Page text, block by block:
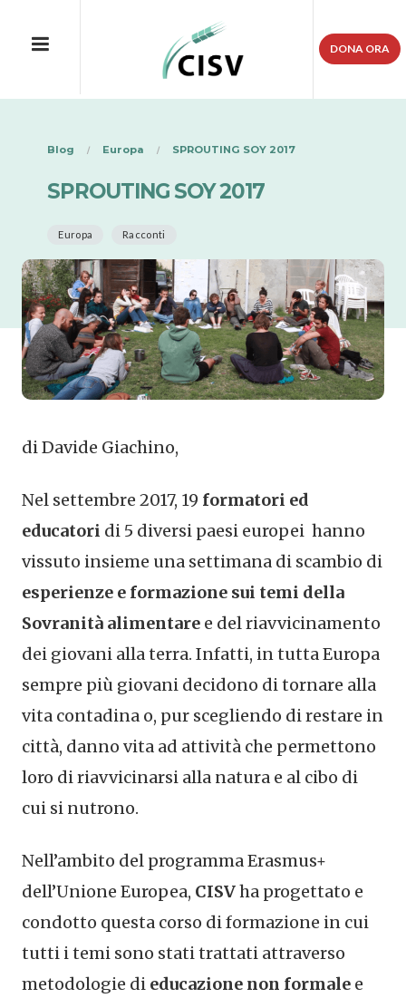
DONA ORA
Blog Europa SPROUTING SOY 2017
SPROUTING SOY 2017
Europa Racconti
di Davide Giachino,
Nel settembre 2017, 19 formatori ed
educatori di 5 diversi paesi europei hanno
vissuto insieme una settimana di scambio di
esperienze e formazione sui temi della
Sovranità alimentare e del riavvicinamento
dei giovani alla terra. Infatti, in tutta Europa
sempre più giovani decidono di tornare alla
vita contadina o, pur scegliendo di restare in
città, danno vita ad attività che permettono
loro di riavvicinarsi alla natura e al cibo di
cui si nutrono.
Nell’ambito del programma Erasmus+
dell’Unione Europea, CISVha progettato e
condotto questa corso di formazione in cui
tutti i temi sono stati trattati attraverso
metodologie di educazione non formale e